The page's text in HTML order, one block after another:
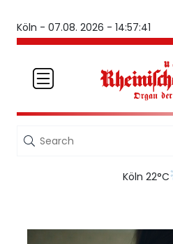
Köln - 07.08. 2026 - 14:57:41
Köln 22°C